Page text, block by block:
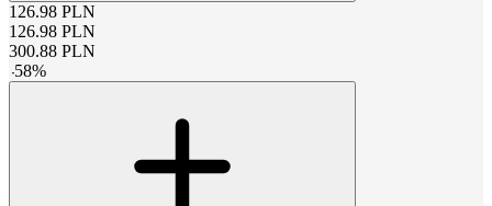
126.98 PLN
126.98 PLN
300.88 PLN
-58%